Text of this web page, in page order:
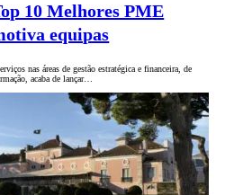
10 Melhores PME
equipas
nas áreas de gestão estratégica e financeira, de
acaba de lançar…